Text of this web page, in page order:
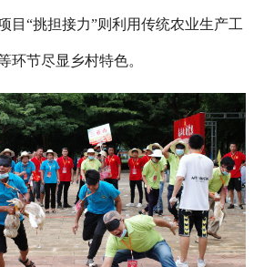
目“挑担接力”则利用传统农业生产工
环节尽显乡村特色。